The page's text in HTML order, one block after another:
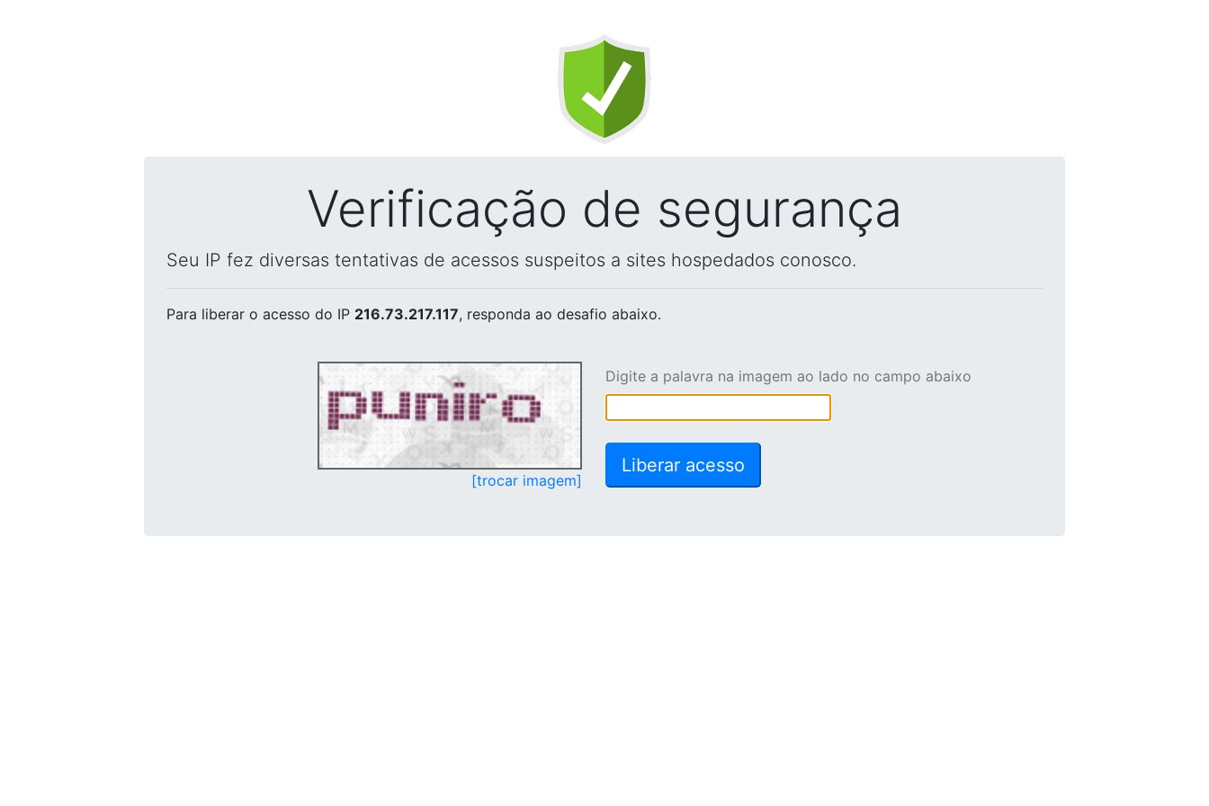
Verificação de segurança
Seu IP fez diversas tentativas de acessos suspeitos a sites hospedados conosco.
Para liberar o acesso do IP 216.73.217.117, responda ao desafio abaixo.
[trocar imagem]
Digite a palavra na imagem ao lado no campo abaixo